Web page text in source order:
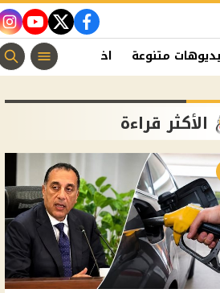
facebook
twitter
متنوعة اخبار الفن
الأكثر قراءة